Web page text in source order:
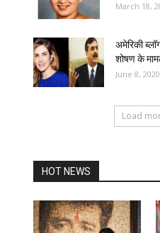
March 18,
अमेरिकी
शोषण के
June 8, 2020
Load
HOT NEWS